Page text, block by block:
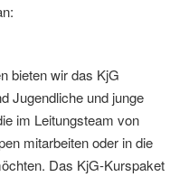
bieten wir das KjG
Jugendliche und junge
im Leitungsteam von
mitarbeiten oder in die
Das KjG-Kurspaket